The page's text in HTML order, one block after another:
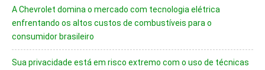
A Chevrolet domina o mercado com tecnologia elétrica
enfrentando os altos custos de combustíveis para o
consumidor brasileiro
Sua privacidade está em risco extremo com o uso de técnicas